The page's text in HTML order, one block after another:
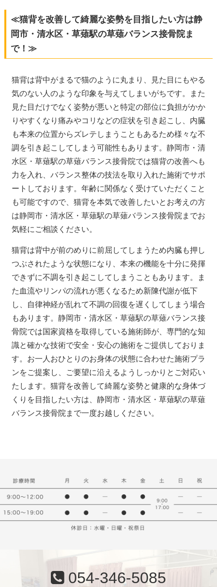
≪猫背を改善して綺麗な姿勢を目指したい方は静
岡市・清水区・草薙駅の草薙バランス接骨院ま
で！≫
猫背は背中がまるで猫のように丸まり、見た目にもやる
気のない人のような印象を与えてしまいがちです。また
見た目だけでなく姿勢が悪いと特定の部位に負担がかか
りやすくなり痛みやコリなどの症状を引き起こし、内臓
も本来の位置からズレテしまうこともあるため様々な不
調を引き起こしてしまう可能性もあります。静岡市・清
水区・草薙駅の草薙バランス接骨院では猫背の改善へも
力を入れ、バランス整体の技法を取り入れた施術でサポ
ートしております。年齢に関係なく受けていただくこと
も可能ですので、猫背を本気で改善したいとお考えの方
は静岡市・清水区・草薙駅の草薙バランス接骨院までお
気軽にご相談ください。
猫背は背中が前のめりに前屈してしまうため内臓も押し
つぶされたような状態になり、本来の機能を十分に発揮
できずに不調を引き起こしてしまうこともあります。ま
た血流やリンパの流れが悪くなるため新陳代謝が低下
し、自律神経が乱れて不調の回復を遅くしてしまう場合
もあります。静岡市・清水区・草薙駅の草薙バランス接
骨院では国家資格を取得している施術師が、専門的な知
識と確かな技術で安全・安心の施術をご提供しておりま
す。お一人おひとりのお身体の状態に合わせた施術プラ
ンをご提案し、ご要望に沿えるようしっかりとご対応い
たします。猫背を改善して綺麗な姿勢と健康的な身体づ
くりを目指したい方は、静岡市・清水区・草薙駅の草薙
バランス接骨院まで一度お越しください。
054-346-5085